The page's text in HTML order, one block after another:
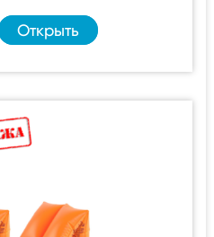
Открыть